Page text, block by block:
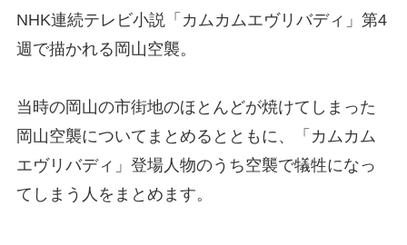
NHK連続テレビ小説「カムカムエヴリバディ」第4
週で描かれる岡山空襲。
当時の岡山の市街地のほとんどが焼けてしまった
岡山空襲についてまとめるとともに、「カムカム
エヴリバディ」登場人物のうち空襲で犠牲になっ
てしまう人をまとめます。